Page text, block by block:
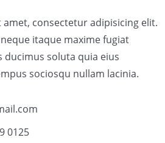
consectetur adipisicing elit.
itaque maxime fugiat
soluta quia eius
sociosqu nullam lacinia.
0125